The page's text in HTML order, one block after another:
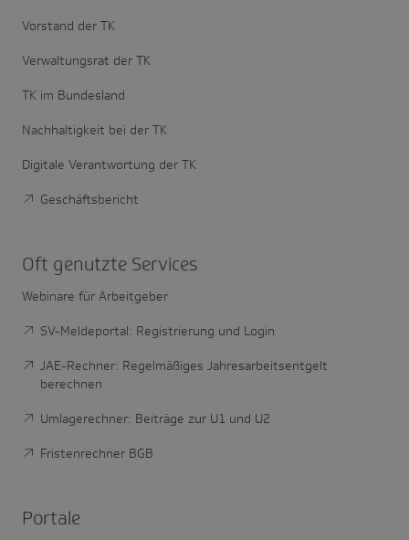
Vorstand der TK
Verwaltungsrat der TK
TK im Bundesland
Nachhaltigkeit bei der TK
Digitale Verantwortung der TK
Geschäftsbericht
Oft genutzte Services
Webinare für Arbeitgeber
SV-Meldeportal: Registrierung und Login
JAE-Rechner: Regelmäßiges Jahresarbeitsentgelt
berechnen
Umlagerechner: Beiträge zur U1 und U2
Fristenrechner BGB
Portale